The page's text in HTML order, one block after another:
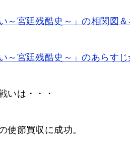
～宮廷残酷史～」の相関図
～宮廷残酷史～」のあらす
いは・・・
使節買収に成功。